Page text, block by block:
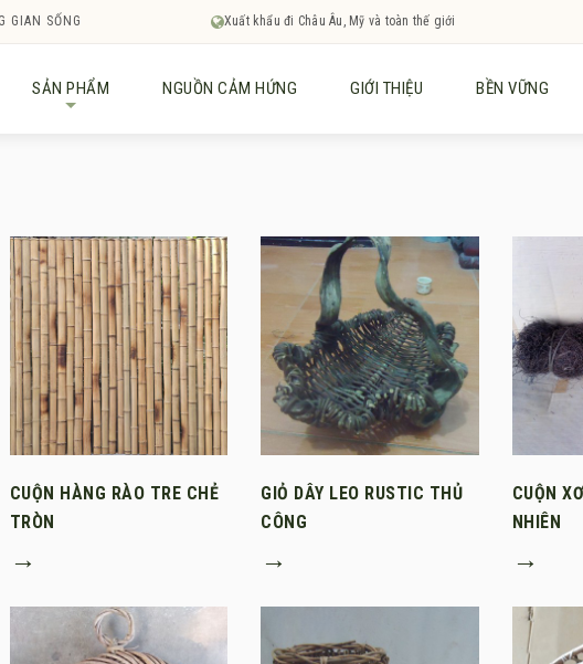
GIAN SỐNG Xuất khẩu đi Châu Âu, Mỹ và toàn thế giới
SẢN PHẨM NGUỒN CẢM HỨNG GIỚI THIỆU BỀN VỮNG
CUỘN HÀNG RÀO TRE CHẺ
TRÒN
→
GIỎ DÂY LEO RUSTIC THỦ
CÔNG
→
CUỘN
NHIÊN
→